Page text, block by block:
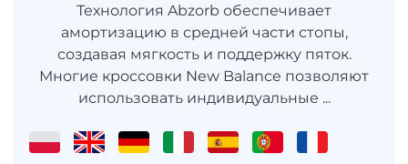
Технология Abzorb обеспечивает
амортизацию в средней части стопы,
создавая мягкость и поддержку пяток.
Многие кроссовки New Balance позволяют
использовать индивидуальные ...